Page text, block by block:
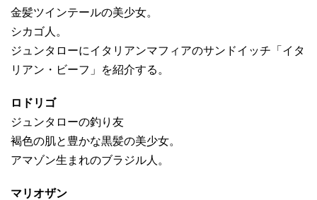
金髪ツインテールの美少女。
シカゴ人。
ジュンタローにイタリアンマフィアのサンドイッチ「イタ
リアン・ビーフ」を紹介する。
ロドリゴ
ジュンタローの釣り友
褐色の肌と豊かな黒髪の美少女。
アマゾン生まれのブラジル人。
マリオザン